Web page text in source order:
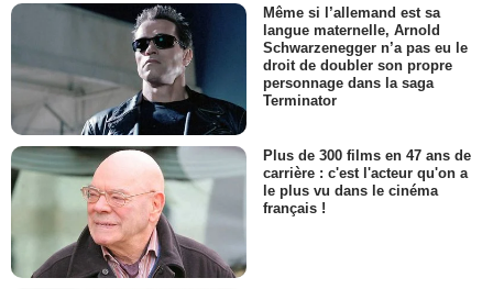
Même si l’allemand est sa
langue maternelle, Arnold
Schwarzenegger n’a pas eu le
droit de doubler son propre
personnage dans la saga
Terminator
Plus de 300 films en 47 ans de
carrière : c'est l'acteur qu'on a
le plus vu dans le cinéma
français !